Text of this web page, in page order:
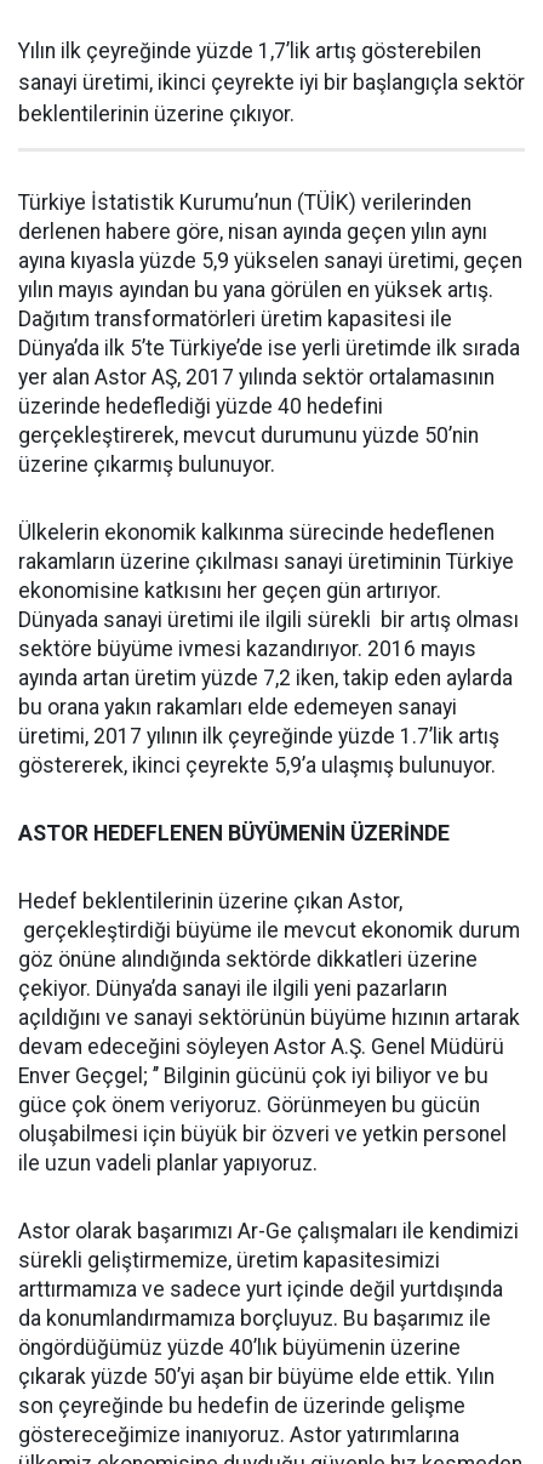
Yılın ilk çeyreğinde yüzde 1,7’lik artış gösterebilen
sanayi üretimi, ikinci çeyrekte iyi bir başlangıçla sektör
beklentilerinin üzerine çıkıyor.
Türkiye İstatistik Kurumu’nun (TÜİK) verilerinden
derlenen habere göre, nisan ayında geçen yılın aynı
ayına kıyasla yüzde 5,9 yükselen sanayi üretimi, geçen
yılın mayıs ayından bu yana görülen en yüksek artış.
Dağıtım transformatörleri üretim kapasitesi ile
Dünya’da ilk 5’te Türkiye’de ise yerli üretimde ilk sırada
yer alan Astor AŞ, 2017 yılında sektör ortalamasının
üzerinde hedeflediği yüzde 40 hedefini
gerçekleştirerek, mevcut durumunu yüzde 50’nin
üzerine çıkarmış bulunuyor.
Ülkelerin ekonomik kalkınma sürecinde hedeflenen
rakamların üzerine çıkılması sanayi üretiminin Türkiye
ekonomisine katkısını her geçen gün artırıyor.
Dünyada sanayi üretimi ile ilgili sürekli bir artış olması
sektöre büyüme ivmesi kazandırıyor. 2016 mayıs
ayında artan üretim yüzde 7,2 iken, takip eden aylarda
bu orana yakın rakamları elde edemeyen sanayi
üretimi, 2017 yılının ilk çeyreğinde yüzde 1.7’lik artış
göstererek, ikinci çeyrekte 5,9’a ulaşmış bulunuyor.
ASTOR HEDEFLENEN BÜYÜMENİN ÜZERİNDE
Hedef beklentilerinin üzerine çıkan Astor,
gerçekleştirdiği büyüme ile mevcut ekonomik durum
göz önüne alındığında sektörde dikkatleri üzerine
çekiyor. Dünya’da sanayi ile ilgili yeni pazarların
açıldığını ve sanayi sektörünün büyüme hızının artarak
devam edeceğini söyleyen Astor A.Ş. Genel Müdürü
Enver Geçgel; ’’ Bilginin gücünü çok iyi biliyor ve bu
güce çok önem veriyoruz. Görünmeyen bu gücün
oluşabilmesi için büyük bir özveri ve yetkin personel
ile uzun vadeli planlar yapıyoruz.
Astor olarak başarımızı Ar-Ge çalışmaları ile kendimizi
sürekli geliştirmemize, üretim kapasitesimizi
arttırmamıza ve sadece yurt içinde değil yurtdışında
da konumlandırmamıza borçluyuz. Bu başarımız ile
öngördüğümüz yüzde 40’lık büyümenin üzerine
çıkarak yüzde 50’yi aşan bir büyüme elde ettik. Yılın
son çeyreğinde bu hedefin de üzerinde gelişme
göstereceğimize inanıyoruz. Astor yatırımlarına